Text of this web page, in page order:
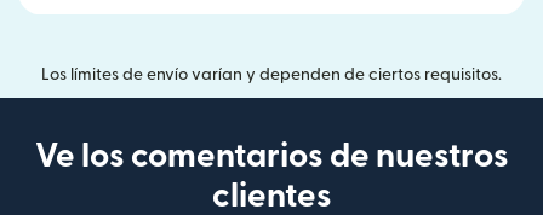
Los límites de envío varían y dependen de ciertos requisitos.
Ve los comentarios de nuestros
clientes